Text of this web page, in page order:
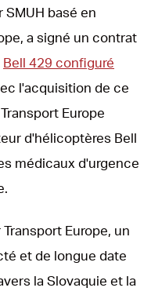
basé en
a signé un contrat
Bell 429 configuré
l'acquisition de ce
Europe
d'hélicoptères Bell
médicaux d'urgence
Europe, un
et de longue date
la Slovaquie et la